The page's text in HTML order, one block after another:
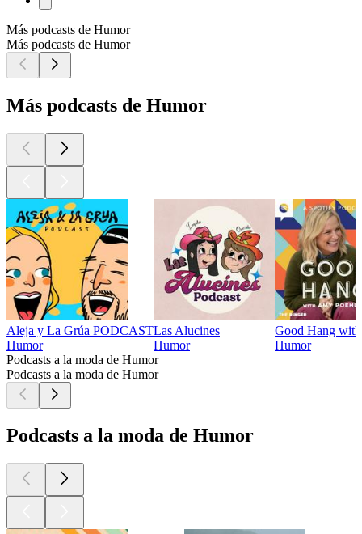
Más podcasts de Humor
Más podcasts de Humor
Más podcasts de Humor
Aleja y La Grúa PODCAST
Humor
Las Alucines
Humor
Good Hang
Humor
Podcasts a la moda de Humor
Podcasts a la moda de Humor
Podcasts a la moda de Humor